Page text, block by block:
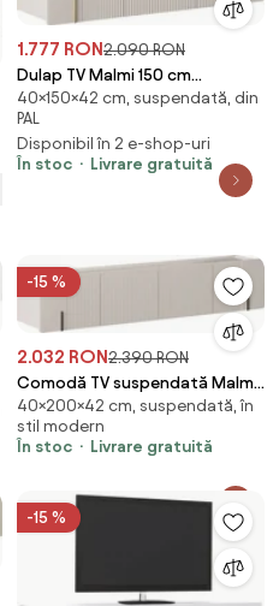
1.777 RON2.090 RON
Dulap TV Malmi 150 cm
suspendată - cașmir / auriu
40×150×42 cm, suspendată, din
PAL
Disponibil în 2 e-shop-uri
În stoc
Livrare gratuită
-15 %
2.032 RON2.390 RON
Comodă TV suspendată Malmi
200 cm - casmir / negru
40×200×42 cm, suspendată, în
stil modern
În stoc
Livrare gratuită
-15 %